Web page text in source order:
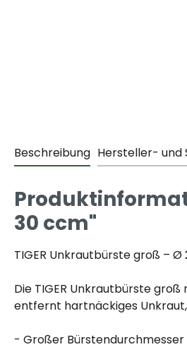
Beschreibung Hersteller- und
30 ccm"
TIGER Unkrautbürste groß –
Die TIGER Unkrautbürste
entfernt hartnäckiges
- Großer